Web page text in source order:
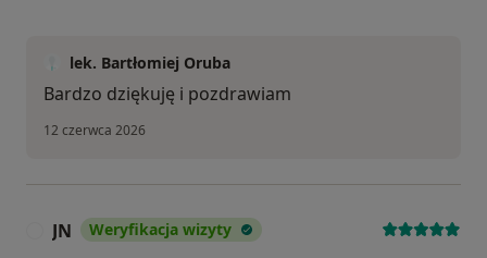
lek. Bartłomiej Oruba
Bardzo dziękuję i pozdrawiam
12 czerwca 2026
JN Weryfikacja wizyty